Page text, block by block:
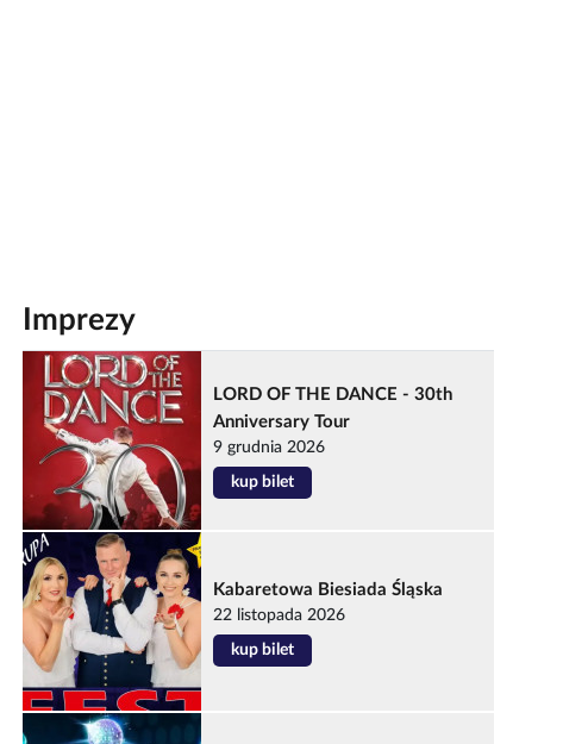
Imprezy
LORD OF THE DANCE - 30th
Anniversary Tour
9 grudnia 2026
kup bilet
Kabaretowa Biesiada Śląska
22 listopada 2026
kup bilet